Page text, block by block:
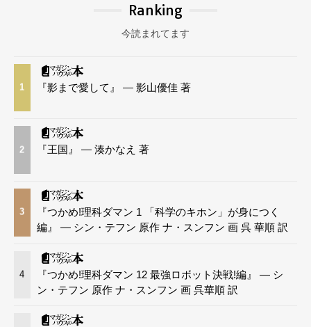
Ranking
今読まれてます
1 『影まで愛して』 — 影山優佳 著
2 『王国』 — 湊かなえ 著
3
『つかめ!理科ダマン 1 「科学のキホン」が身につく
編』 — シン・テフン 原作 ナ・スンフン 画 呉 華順 訳
4
『つかめ!理科ダマン 12 最強ロボット決戦!編』 — シ
ン・テフン 原作 ナ・スンフン 画 呉華順 訳